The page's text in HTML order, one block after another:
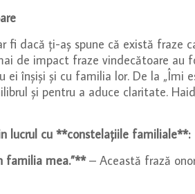
fi dacă ți-aș spune că există
de impact fraze vindecătoare
înșiși și cu familia lor. De la „Îmi
și pentru a aduce claritate.
lucrul cu **constelațiile familiale**:
familia mea.”**– Această frază